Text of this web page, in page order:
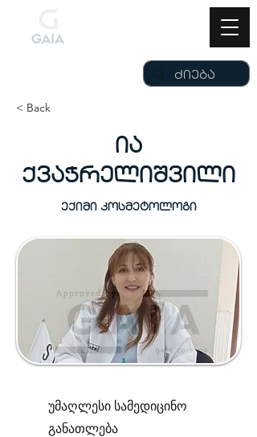
< Back
ია
ქვაჭრელიშვილი
ექიმი კოსმეტოლოგი
უმაღლესი სამედიცინო
განათლება